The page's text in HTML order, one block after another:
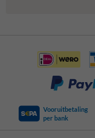
Vooruitbetaling
per bank